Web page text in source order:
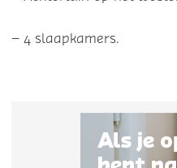
– 4 slaapkamers.